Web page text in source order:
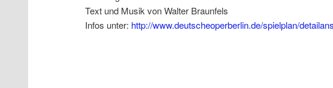
Text und Musik von Walter Braunfels
Infos unter: http://www.deutscheoperberlin.de/spielplan/